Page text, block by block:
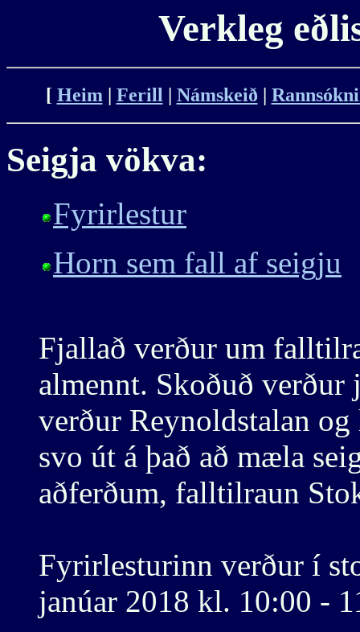
Verkleg
[ Heim| Ferill| Námskeið
Seigja vökva:
Fyrirlestur
Horn sem fall af seigju
Fjallað verður um
almennt. Skoðuð
verður Reynoldstalan
svo út á það að mæla
aðferðum, falltilraun
Fyrirlesturinn verður í
janúar 2018 kl. 10:00 -